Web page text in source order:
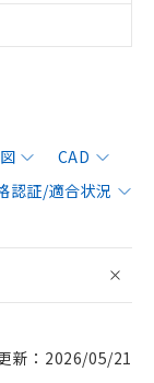
CAD
認証/適合状況
新：2026/05/21